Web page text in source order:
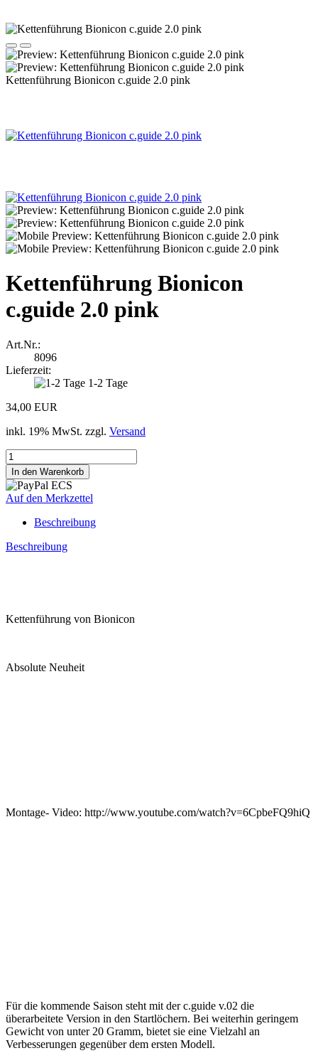
Kettenführung Bionicon c.guide 2.0 pink
Kettenführung Bionicon
c.guide 2.0 pink
Art.Nr.:
8096
Lieferzeit:
1-2 Tage
34,00 EUR
inkl. 19% MwSt. zzgl. Versand
Auf den Merkzettel
Beschreibung
Beschreibung
Kettenführung von Bionicon
Absolute Neuheit
Montage- Video: http://www.youtube.com/watch?v=6CpbeFQ9hiQ
Für die kommende Saison steht mit der c.guide v.02 die
überarbeitete Version in den Startlöchern. Bei weiterhin geringem
Gewicht von unter 20 Gramm, bietet sie eine Vielzahl an
Verbesserungen gegenüber dem ersten Modell.